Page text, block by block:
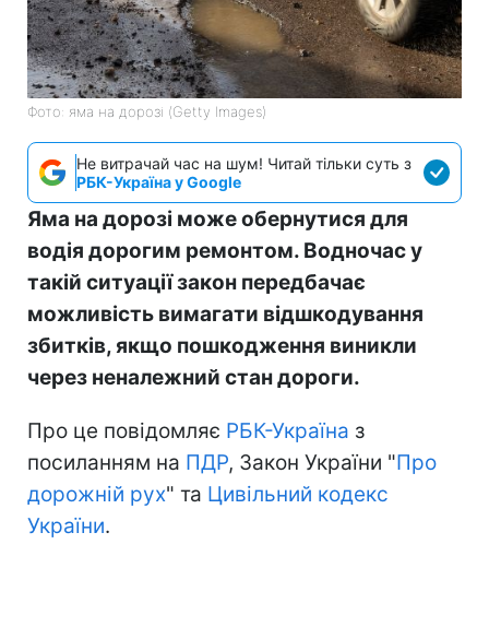
Фото: яма на дорозі (Getty Images)
Не витрачай час на шум! Читай тільки суть з
РБК-Україна у Google
Яма на дорозі може обернутися для
водія дорогим ремонтом. Водночас у
такій ситуації закон передбачає
можливість вимагати відшкодування
збитків, якщо пошкодження виникли
через неналежний стан дороги.
Про це повідомляє РБК-Україна з
посиланням на ПДР, Закон України "Про
дорожній рух" та Цивільний кодекс
України.